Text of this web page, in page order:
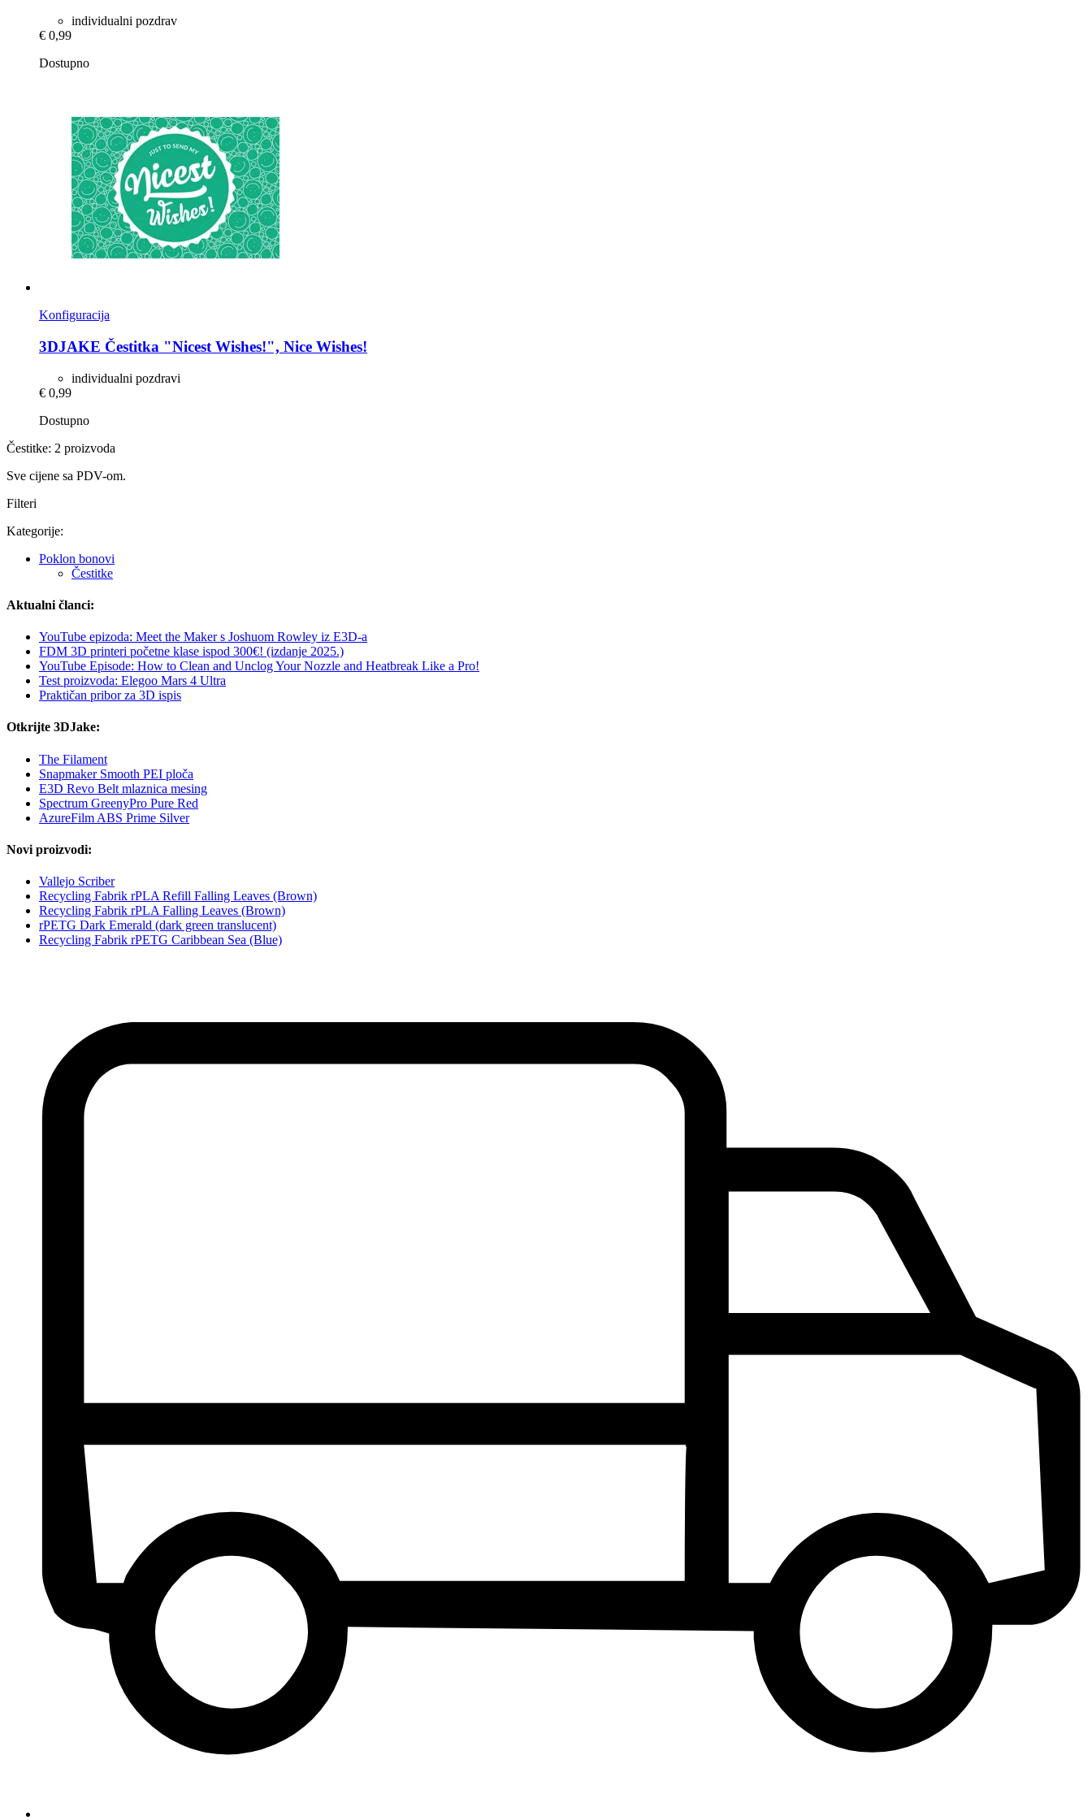
individualni pozdrav
€ 0,99
Dostupno
Konfiguracija
3DJAKE Čestitka "Nicest Wishes!", Nice Wishes!
individualni pozdravi
€ 0,99
Dostupno
Čestitke: 2 proizvoda
Sve cijene sa PDV-om.
Filteri
Kategorije:
Poklon bonovi
Čestitke
Aktualni članci:
YouTube epizoda: Meet the Maker s Joshuom Rowley iz E3D-a
FDM 3D printeri početne klase ispod 300€! (izdanje 2025.)
YouTube Episode: How to Clean and Unclog Your Nozzle and Heatbreak Like a Pro!
Test proizvoda: Elegoo Mars 4 Ultra
Praktičan pribor za 3D ispis
Otkrijte 3DJake:
The Filament
Snapmaker Smooth PEI ploča
E3D Revo Belt mlaznica mesing
Spectrum GreenyPro Pure Red
AzureFilm ABS Prime Silver
Novi proizvodi:
Vallejo Scriber
Recycling Fabrik rPLA Refill Falling Leaves (Brown)
Recycling Fabrik rPLA Falling Leaves (Brown)
rPETG Dark Emerald (dark green translucent)
Recycling Fabrik rPETG Caribbean Sea (Blue)